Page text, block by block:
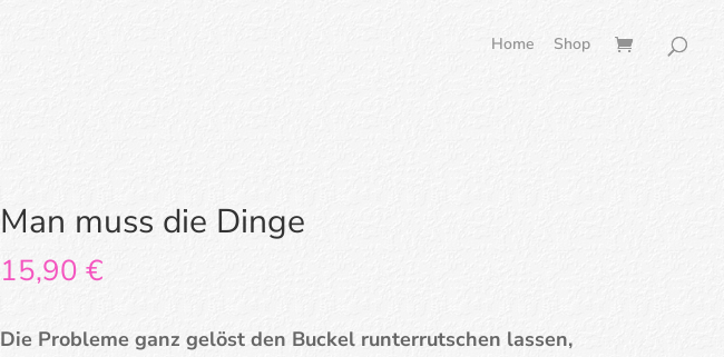
Home Shop
Man muss die Dinge
15,90 €
Die Probleme ganz gelöst den Buckel runterrutschen lassen,